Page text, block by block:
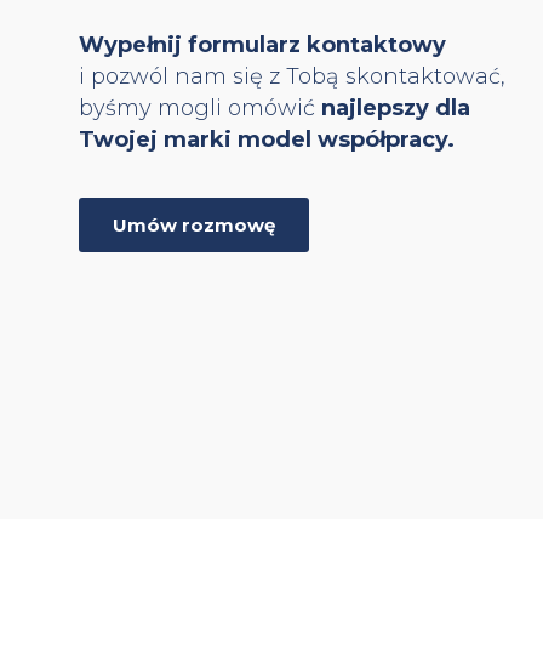
Wypełnij formularz kontaktowy
i pozwól nam się z Tobą skontaktować,
byśmy mogli omówić najlepszy dla
Twojej marki model współpracy.
Umów rozmowę